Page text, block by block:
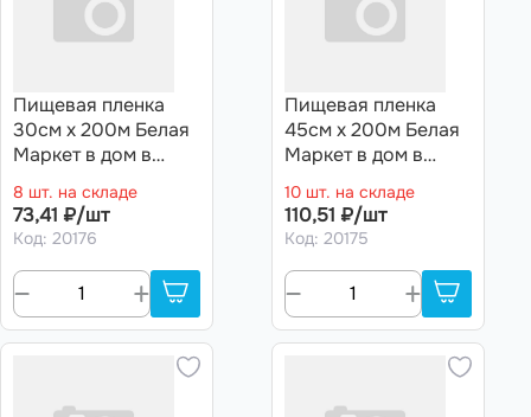
Пищевая пленка
30см х 200м Белая
Маркет в дом в
рул)
8 шт. на складе
73,41 ₽/шт
Код: 20176
Пищевая пленка
45см х 200м Белая
Маркет в дом в
рул)
10 шт. на складе
110,51 ₽/шт
Код: 20175